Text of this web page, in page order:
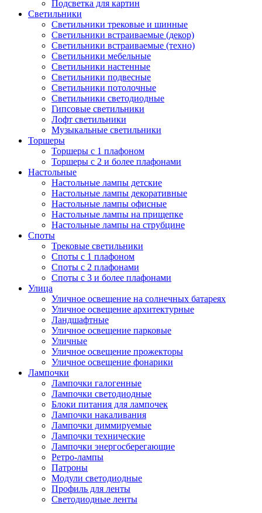
Подсветка для картин
Светильники
Светильники трековые и шинные
Светильники встраиваемые (декор)
Светильники встраиваемые (техно)
Светильники мебельные
Светильники настенные
Светильники подвесные
Светильники потолочные
Светильники светодиодные
Гипсовые светильники
Лофт светильники
Музыкальные светильники
Торшеры
Торшеры с 1 плафоном
Торшеры с 2 и более плафонами
Настольные
Настольные лампы детские
Настольные лампы декоративные
Настольные лампы офисные
Настольные лампы на прищепке
Настольные лампы на струбцине
Споты
Трековые светильники
Споты с 1 плафоном
Споты с 2 плафонами
Споты с 3 и более плафонами
Улица
Уличное освещение на солнечных батареях
Уличное освещение архитектурные
Ландшафтные
Уличное освещение парковые
Уличные
Уличное освещение прожекторы
Уличное освещение фонарики
Лампочки
Лампочки галогенные
Лампочки светодиодные
Блоки питания для лампочек
Лампочки накаливания
Лампочки диммируемые
Лампочки технические
Лампочки энергосберегающие
Ретро-лампы
Патроны
Модули светодиодные
Профиль для ленты
Светодиодные ленты